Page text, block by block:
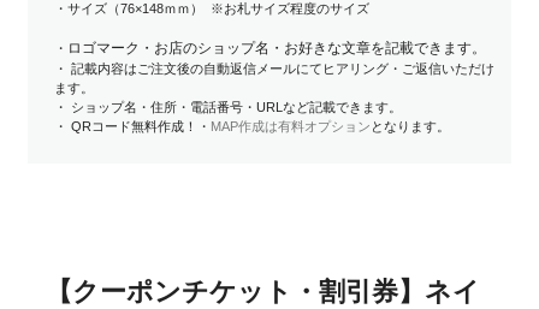
・サイズ（76×148ｍｍ） ※お札サイズ程度のサイズ
・ ロゴマーク・お店のショップ名・お好きな文章を記載できます。
・ 記載内容はご注文後の自動返信メールにてヒアリング・ご返信いただけ
ます。
・ ショップ名・住所・電話番号・URLなど記載できます。
・ QRコード無料作成！・ MAP作成は有料オプション となります。
【クーポンチケット・割引券】ネイ